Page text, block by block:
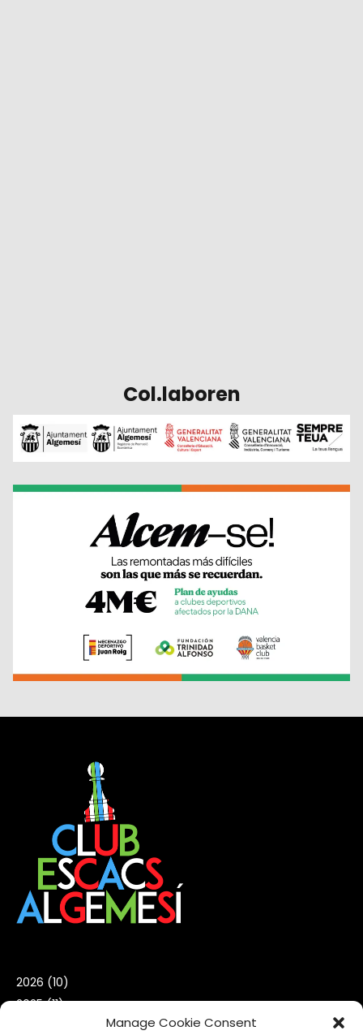
Manage Cookie Consent
Col.laboren
2026 (10)
2025(11)